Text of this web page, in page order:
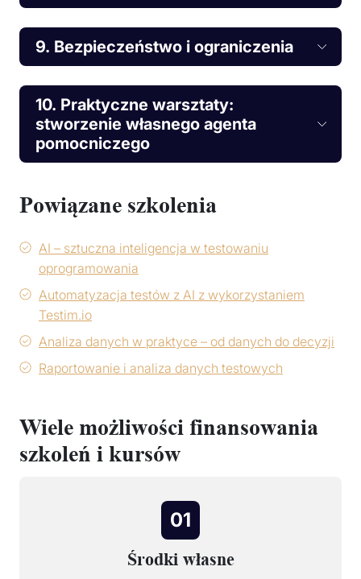
9. Bezpieczeństwo i ograniczenia
10. Praktyczne warsztaty:
stworzenie własnego agenta
pomocniczego
Powiązane szkolenia
AI – sztuczna inteligencja w testowaniu
oprogramowania
Automatyzacja testów z AI z wykorzystaniem
Testim.io
Analiza danych w praktyce – od danych do decyzji
Raportowanie i analiza danych testowych
Wiele możliwości finansowania
szkoleń i kursów
01
Środki własne